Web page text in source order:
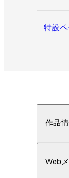
特設
作品
Web